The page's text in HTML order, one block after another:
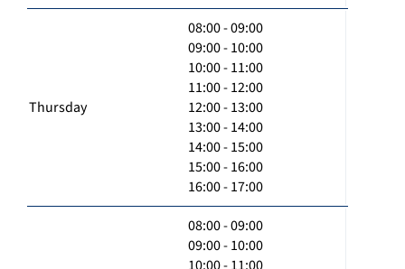
Thursday
08:00 - 09:00
09:00 - 10:00
10:00 - 11:00
11:00 - 12:00
12:00 - 13:00
13:00 - 14:00
14:00 - 15:00
15:00 - 16:00
16:00 - 17:00
08:00 - 09:00
09:00 - 10:00